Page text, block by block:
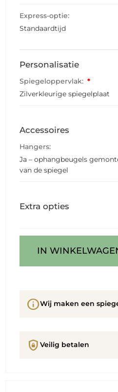
Express-optie:
Standaardtijd
Personalisatie
Spiegeloppervlak: *
Zilverkleurige spiegelplaat
Accessoires
Hangers:
Ja – ophangbeugels
van de spiegel
Extra opties
IN
infoWij maken een
shield_lock Veilig betalen